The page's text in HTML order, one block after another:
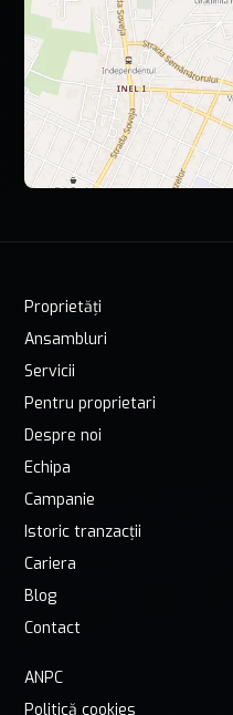
Proprietăți
Ansambluri
Servicii
Pentru proprietari
Despre noi
Echipa
Campanie
Istoric tranzacții
Cariera
Blog
Contact
ANPC
Politică cookies